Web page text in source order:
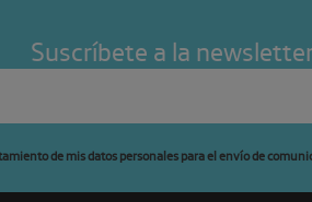
Suscríbete a la
de mis datos personales para el envío de